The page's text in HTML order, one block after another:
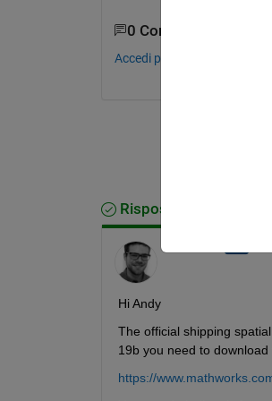
0 Commenti
Accedi per commentare.
Risposta accettata
Vasco Lenzi
Hi Andy
The official shipping
19b you need to
https://